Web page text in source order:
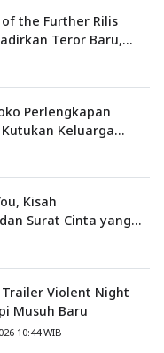
the Further Rilis
Teror Baru,
ke Dunia Manusia
Perlengkapan
Keluarga
Teror yang
Kisah
Surat Cinta yang
Trailer Violent Night
Musuh Baru
10:44 WIB